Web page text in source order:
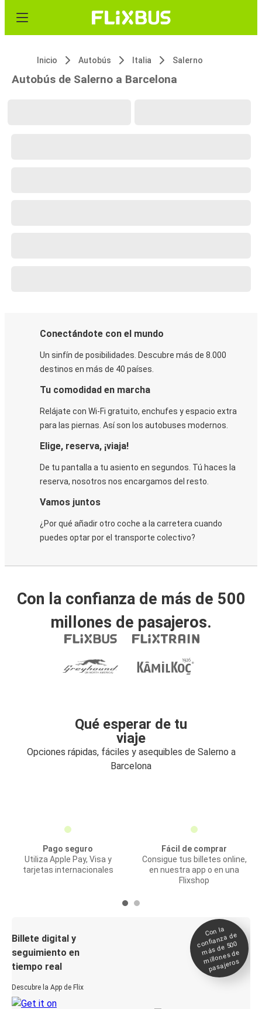
Inicio Autobús Italia Salerno
Autobús de Salerno a Barcelona
Conectándote con el mundo
Un sinfín de posibilidades. Descubre más de 8.000
destinos en más de 40 países.
Tu comodidad en marcha
Relájate con Wi-Fi gratuito, enchufes y espacio extra
para las piernas. Así son los autobuses modernos.
Elige, reserva, ¡viaja!
De tu pantalla a tu asiento en segundos. Tú haces la
reserva, nosotros nos encargamos del resto.
Vamos juntos
¿Por qué añadir otro coche a la carretera cuando
puedes optar por el transporte colectivo?
Con la confianza de más de 500
millones de pasajeros.
Qué esperar de tu
viaje
Opciones rápidas, fáciles y asequibles de Salerno a
Barcelona
Pago seguro
Utiliza Apple Pay, Visa y
tarjetas internacionales
Fácil de comprar
Consigue tus billetes online,
en nuestra app o en una
Flixshop
Billete digital y
seguimiento en
tiempo real
Descubre la App de Flix
Con la
confianza de
más de 500
millones de
pasajeros